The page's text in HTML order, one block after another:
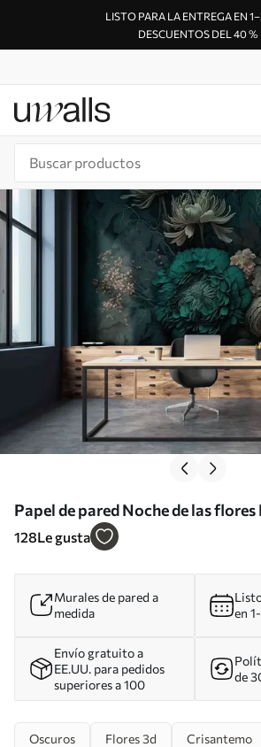
LISTO PARA LA ENTREGA EN
DESCUENTOS DEL 40 %
Papel de pared Noche de las
128Le gusta
Murales de pared a
medida
en
Envío gratuito a
EE.UU. para pedidos
superiores a 100
de
Oscuros Flores 3d Crisantemo